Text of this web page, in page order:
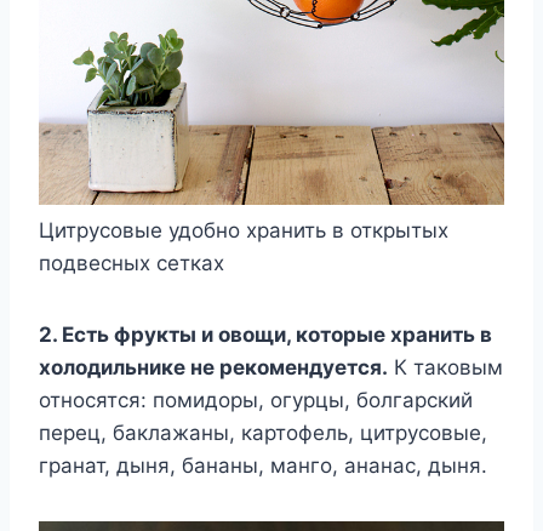
Цитрусовые удобно хранить в открытых
подвесных сетках
2. Есть фрукты и овощи, которые хранить в
холодильнике не рекомендуется. К таковым
относятся: помидоры, огурцы, болгарский
перец, баклажаны, картофель, цитрусовые,
гранат, дыня, бананы, манго, ананас, дыня.